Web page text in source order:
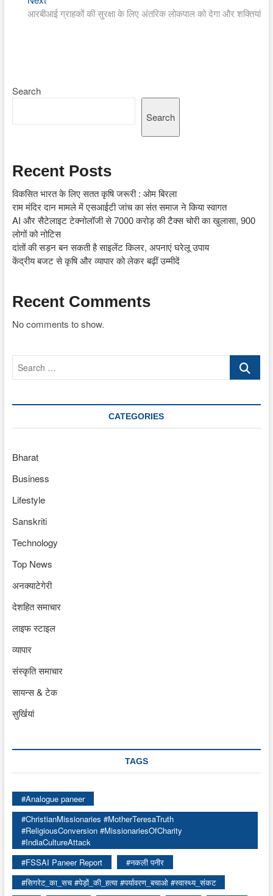
post:
आरबीआई ग्राहकों की सुरक्षा के लिए अंतरिक लोकपाल को देगा और शक्तियां
Search
Search
Recent Posts
विकसित भारत के लिए सतत कृषि जरूरी : ओम बिरला
राम मंदिर दान मामले में एसआईटी जांच का संत समाज ने किया स्वागत
AI और सैटेलाइट टेक्नोलॉजी से 7000 करोड़ की टैक्स चोरी का खुलासा, 900
लोगों को नोटिस
दांतों की सड़न बन सकती है साइलेंट किलर, अपनाएं घरेलू उपाय
केंद्रीय बजट से कृषि और व्यापार को लेकर बढ़ीं उम्मीदें
Recent Comments
No comments to show.
Search
CATEGORIES
Bharat
Business
Lifestyle
Sanskriti
Technology
Top News
अनक्याटेगेरी
देशहित समाचार
लाइफ स्टाइल
व्यापार
संस्कृति समाचार
सायन्स & टेक
सुर्खियां
TAGS
#Analogue paneer
#ChristianMissionaries #MotherTeresaTruth
#ReligiousConversion #MissionariesOfCharity
#IndiaCultureAttack
#FSSAI Paneer Report
#नकली पनीर
#सिगरेट_का_सच #पेड़ों_की_हत्या #पर्यावरण_बचाओ #स्वास्थ्य_संकट